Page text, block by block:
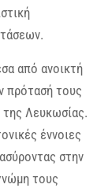
από ανοικτή
πρότασή τους
της Λευκωσίας.
έννοιες
στην
τους